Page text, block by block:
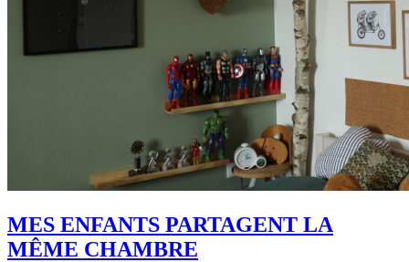
MES ENFANTS PARTAGENT LA
MÊME CHAMBRE